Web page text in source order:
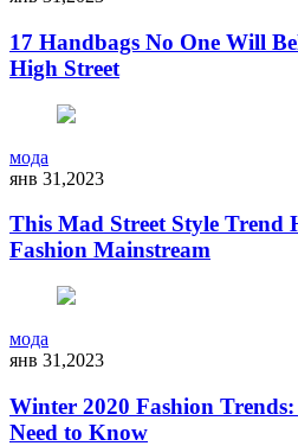
17 Handbags No One Will
High Street
мода
янв 31,2023
This Mad Street Style Trend
Fashion Mainstream
мода
янв 31,2023
Winter 2020 Fashion
Need to Know